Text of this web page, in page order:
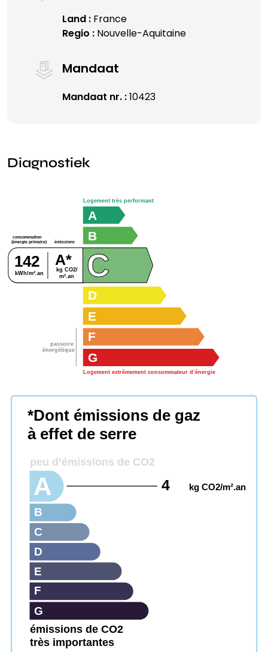
Land :France
Regio :Nouvelle-Aquitaine
Mandaat
Mandaat nr. :10423
Diagnostiek
consommation
(énergie primaire)
émissions
kg CO2/
m².an
kWh/m².an
142 A*
passoire
énergétique
G
Logement extrêmement consommateur d’énergie
F
E
D
C
B
A
Logement très performant
émissions de CO2
très importantes
*Dont émissions de gaz
à effet de serre
peu d’émissions de CO2
G
F
E
D
C
B
A 4 kg CO2/m².an